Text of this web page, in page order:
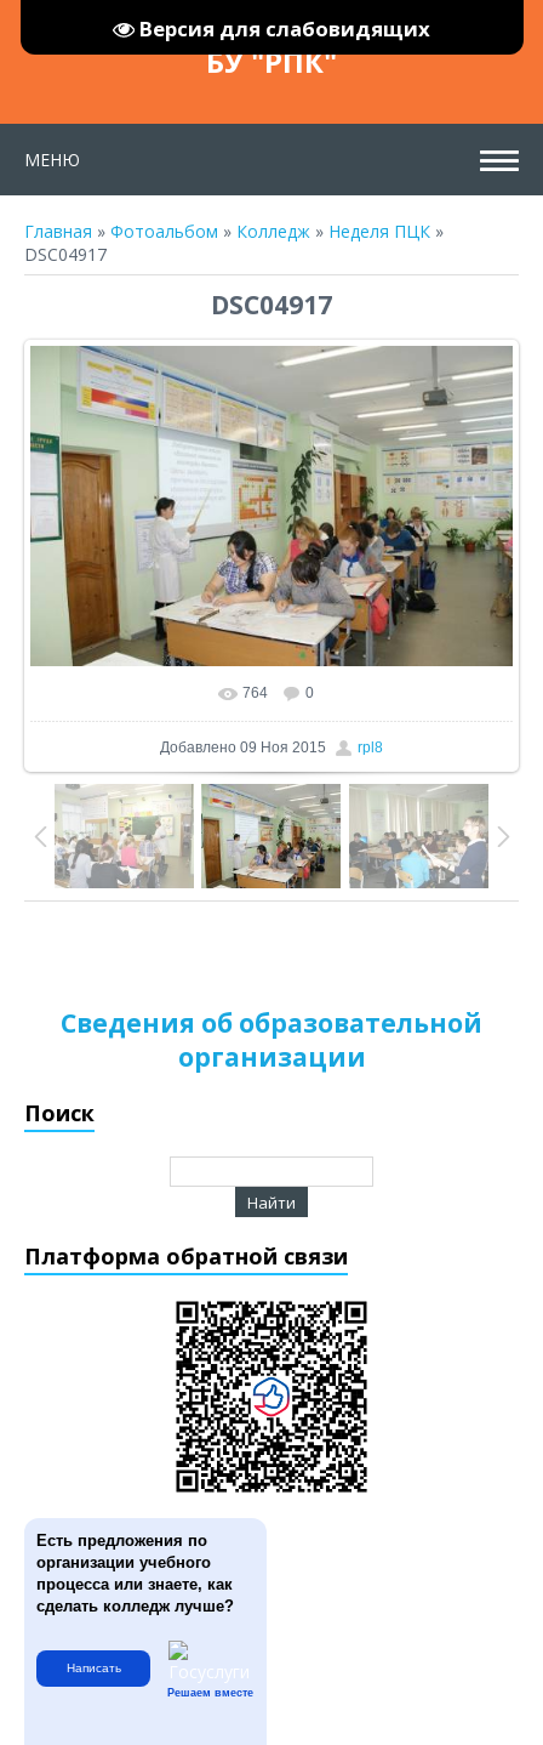
Версия для слабовидящих
БУ "РПК"
МЕНЮ
Главная » Фотоальбом » Колледж » Неделя ПЦК »
DSC04917
DSC04917
В реальном размере 1024x680
764 0
Добавлено 09 Ноя 2015 rpl8
Сведения об образовательной
организации
Поиск
Платформа обратной связи
Есть предложения по
организации учебного
процесса или знаете, как
сделать колледж лучше?
Написать
Решаем вместе